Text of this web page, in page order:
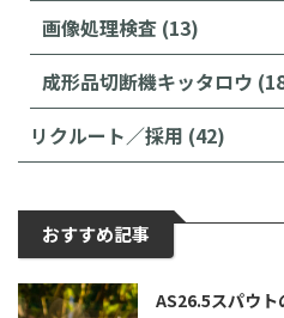
画像処理検査 (13)
成形品切断機キッタロウ
リクルート／採用 (42)
おすすめ記事
AS26.5スパウ